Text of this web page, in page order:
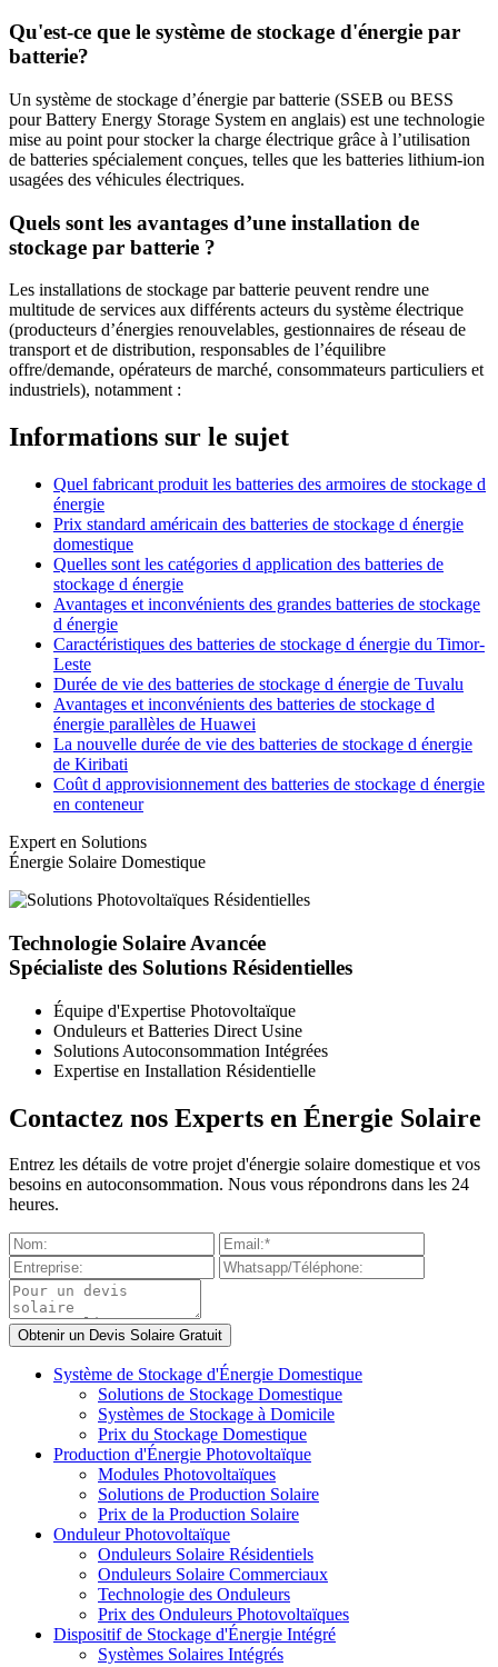
Qu'est-ce que le système de stockage d'énergie par
batterie?
Un système de stockage d’énergie par batterie (SSEB ou BESS
pour Battery Energy Storage System en anglais) est une technologie
mise au point pour stocker la charge électrique grâce à l’utilisation
de batteries spécialement conçues, telles que les batteries lithium-ion
usagées des véhicules électriques.
Quels sont les avantages d’une installation de
stockage par batterie ?
Les installations de stockage par batterie peuvent rendre une
multitude de services aux différents acteurs du système électrique
(producteurs d’énergies renouvelables, gestionnaires de réseau de
transport et de distribution, responsables de l’équilibre
offre/demande, opérateurs de marché, consommateurs particuliers et
industriels), notamment :
Informations sur le sujet
Quel fabricant produit les batteries des armoires de stockage d
énergie
Prix standard américain des batteries de stockage d énergie
domestique
Quelles sont les catégories d application des batteries de
stockage d énergie
Avantages et inconvénients des grandes batteries de stockage
d énergie
Caractéristiques des batteries de stockage d énergie du Timor-
Leste
Durée de vie des batteries de stockage d énergie de Tuvalu
Avantages et inconvénients des batteries de stockage d
énergie parallèles de Huawei
La nouvelle durée de vie des batteries de stockage d énergie
de Kiribati
Coût d approvisionnement des batteries de stockage d énergie
en conteneur
Expert en Solutions
Énergie Solaire Domestique
Technologie Solaire Avancée
Spécialiste des Solutions Résidentielles
Équipe d'Expertise Photovoltaïque
Onduleurs et Batteries Direct Usine
Solutions Autoconsommation Intégrées
Expertise en Installation Résidentielle
Contactez nos Experts en Énergie Solaire
Entrez les détails de votre projet d'énergie solaire domestique et vos
besoins en autoconsommation. Nous vous répondrons dans les 24
heures.
Système de Stockage d'Énergie Domestique
Solutions de Stockage Domestique
Systèmes de Stockage à Domicile
Prix du Stockage Domestique
Production d'Énergie Photovoltaïque
Modules Photovoltaïques
Solutions de Production Solaire
Prix de la Production Solaire
Onduleur Photovoltaïque
Onduleurs Solaire Résidentiels
Onduleurs Solaire Commerciaux
Technologie des Onduleurs
Prix des Onduleurs Photovoltaïques
Dispositif de Stockage d'Énergie Intégré
Systèmes Solaires Intégrés